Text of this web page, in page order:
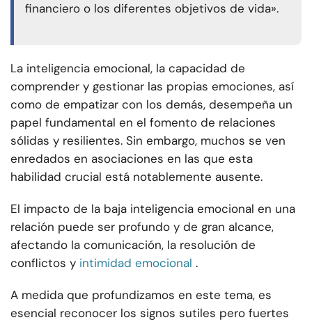
financiero o los diferentes objetivos de vida».
La inteligencia emocional, la capacidad de
comprender y gestionar las propias emociones, así
como de empatizar con los demás, desempeña un
papel fundamental en el fomento de relaciones
sólidas y resilientes. Sin embargo, muchos se ven
enredados en asociaciones en las que esta
habilidad crucial está notablemente ausente.
El impacto de la baja inteligencia emocional en una
relación puede ser profundo y de gran alcance,
afectando la comunicación, la resolución de
conflictos y intimidad emocional .
A medida que profundizamos en este tema, es
esencial reconocer los signos sutiles pero fuertes